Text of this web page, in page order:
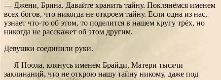
— Джени, Брина. Давайте хранить тайну. Поклянёмся именем
всех богов, что никогда не откроем тайну. Если одна из нас,
узнает что-то об этом, то поделится в нашем кругу трёх, но
никогда не расскажет об этом другим.
Девушки соединили руки.
— Я Ноола, клянусь именем Брайди, Матери тысячи
заклинаний, что не открою нашу тайну никому, даже под